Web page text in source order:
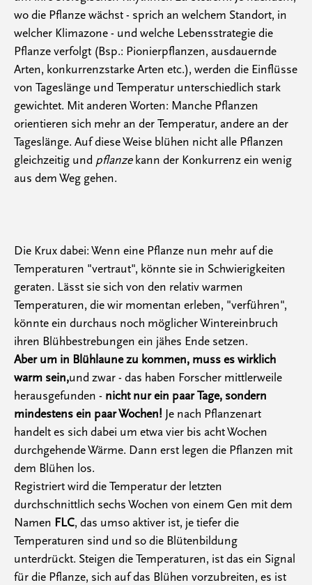
wo die Pflanze wächst - sprich an welchem Standort, in
welcher Klimazone - und welche Lebensstrategie die
Pflanze verfolgt (Bsp.: Pionierpflanzen, ausdauernde
Arten, konkurrenzstarke Arten etc.), werden die Einflüsse
von Tageslänge und Temperatur unterschiedlich stark
gewichtet. Mit anderen Worten: Manche Pflanzen
orientieren sich mehr an der Temperatur, andere an der
Tageslänge. Auf diese Weise blühen nicht alle Pflanzen
gleichzeitig und pflanzekann der Konkurrenz ein wenig
aus dem Weg gehen.
Die Krux dabei: Wenn eine Pflanze nun mehr auf die
Temperaturen "vertraut", könnte sie in Schwierigkeiten
geraten. Lässt sie sich von den relativ warmen
Temperaturen, die wir momentan erleben, "verführen",
könnte ein durchaus noch möglicher Wintereinbruch
ihren Blühbestrebungen ein jähes Ende setzen.
Aber um in Blühlaune zu kommen, muss es wirklich
warm sein,und zwar - das haben Forscher mittlerweile
herausgefunden - nicht nur ein paar Tage, sondern
mindestens ein paar Wochen! Je nach Pflanzenart
handelt es sich dabei um etwa vier bis acht Wochen
durchgehende Wärme. Dann erst legen die Pflanzen mit
dem Blühen los.
Registriert wird die Temperatur der letzten
durchschnittlich sechs Wochen von einem Gen mit dem
Namen FLC, das umso aktiver ist, je tiefer die
Temperaturen sind und so die Blütenbildung
unterdrückt. Steigen die Temperaturen, ist das ein Signal
für die Pflanze, sich auf das Blühen vorzubreiten, es ist